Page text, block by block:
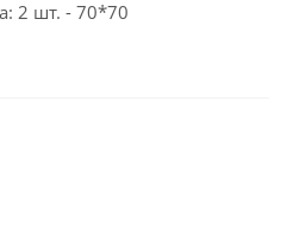
2 шт. - 70*70